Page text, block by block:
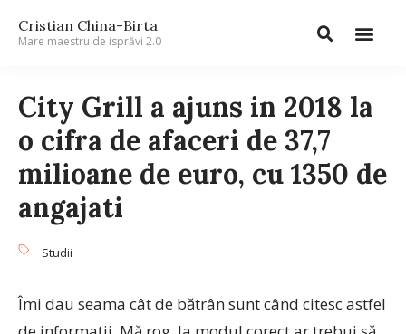
Cristian China-Birta
Mare maestru de isprăvi 2.0
City Grill a ajuns in 2018 la
o cifra de afaceri de 37,7
milioane de euro, cu 1350 de
angajati
Studii
Îmi dau seama cât de bătrân sunt când citesc astfel